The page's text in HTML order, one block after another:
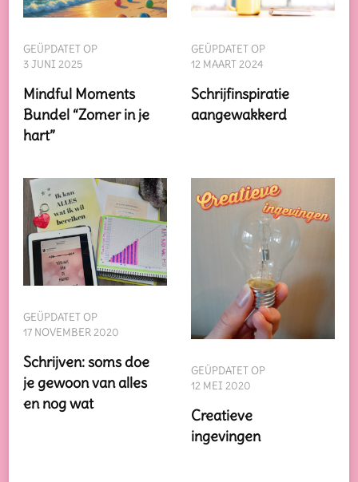
GEÜPDATET OP
3 JUNI 2025
Mindful Moments
Bundel “Zomer in je
hart”
GEÜPDATET OP
12 MAART 2024
Schrijfinspiratie
aangewakkerd
GEÜPDATET OP
17 NOVEMBER 2020
Schrijven: soms doe
je gewoon van alles
en nog wat
GEÜPDATET OP
12 MEI 2020
Creatieve
ingevingen